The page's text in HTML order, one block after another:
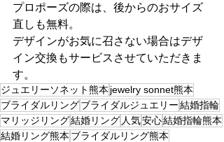
プロポーズの際は、後からのおサイズ
直しも無料。
デザインがお気に召さない場合はデザ
イン交換もサービスさせていただきま
す。
ジュエリーソネット熊本 jewelry sonnet熊本
ブライダルリングブライダルジュエリー結婚指輪
マリッジリング結婚リング 人気安心結婚指輪熊本
結婚リング熊本 ブライダルリング熊本